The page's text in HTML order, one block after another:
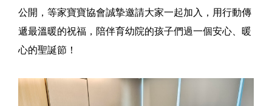
公開，等家寶寶協會誠摯邀請大家一起加入，用行動傳
遞最溫暖的祝福，陪伴育幼院的孩子們過一個安心、暖
心的聖誕節！